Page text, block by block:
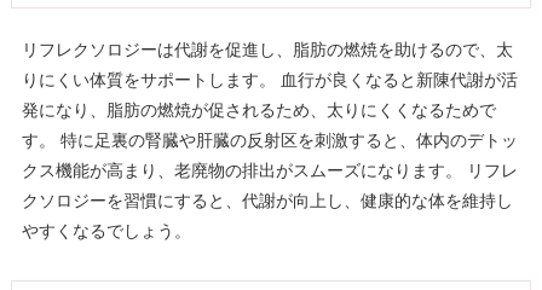
リフレクソロジーは代謝を促進し、脂肪の燃焼を助けるので、太
りにくい体質をサポートします。 血行が良くなると新陳代謝が活
発になり、脂肪の燃焼が促されるため、太りにくくなるためで
す。 特に足裏の腎臓や肝臓の反射区を刺激すると、体内のデトッ
クス機能が高まり、老廃物の排出がスムーズになります。 リフレ
クソロジーを習慣にすると、代謝が向上し、健康的な体を維持し
やすくなるでしょう。